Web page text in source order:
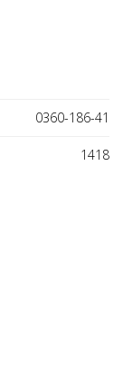
0360-186-41
1418